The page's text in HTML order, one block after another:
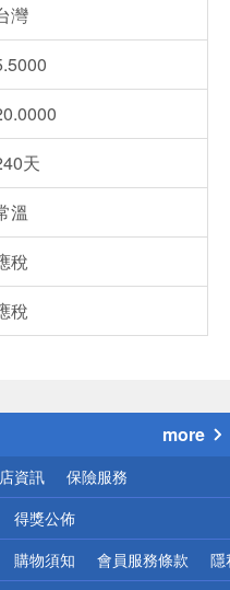
灣
天
溫
稅
稅
more
資訊 保險服務
得獎公佈
購物須知 會員服務條款 隱